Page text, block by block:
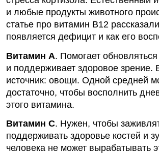
и любые продукты животного
статье про витамин B12
появляется дефицит и как его
Витамин A. Помогает
и поддерживает здоровое зрение.
источник: овощи. Одной средней
достаточно, чтобы восполнить
этого витамина.
Витамин C. Нужен, чтобы
поддерживать здоровье костей и
человека не может вырабатывать